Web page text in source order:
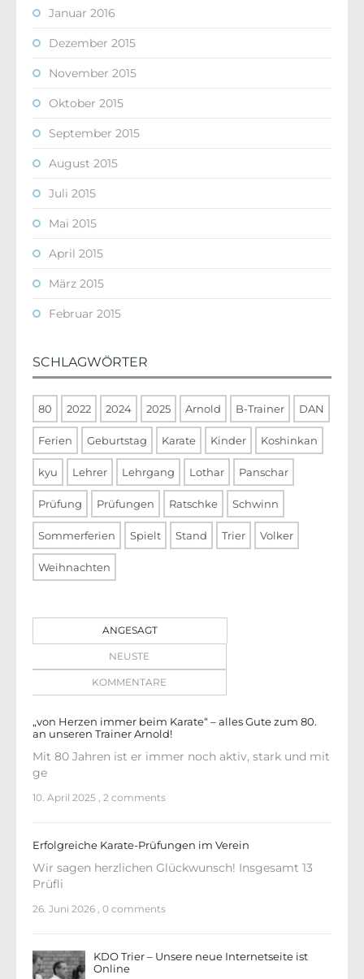
Januar 2016
Dezember 2015
November 2015
Oktober 2015
September 2015
August 2015
Juli 2015
Mai 2015
April 2015
März 2015
Februar 2015
SCHLAGWÖRTER
80 2022 2024 2025 Arnold B-Trainer DAN
Ferien Geburtstag Karate Kinder Koshinkan
kyu Lehrer Lehrgang Lothar Panschar
Prüfung Prüfungen Ratschke Schwinn
Sommerferien Spielt Stand Trier Volker
Weihnachten
ANGESAGT
NEUSTE
KOMMENTARE
„von Herzen immer beim Karate“ – alles Gute zum 80.
an unseren Trainer Arnold!
Mit 80 Jahren ist er immer noch aktiv, stark und mit
ge
10. April 2025 , 2 comments
Erfolgreiche Karate-Prüfungen im Verein
Wir sagen herzlichen Glückwunsch! Insgesamt 13
Prüfli
26. Juni 2026 , 0 comments
KDO Trier – Unsere neue Internetseite ist
Online